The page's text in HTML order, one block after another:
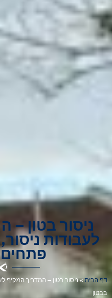
ניסור בטון –
לעבודות
דף הבית»ניסור בטון – המדריך המקיף
בבטון